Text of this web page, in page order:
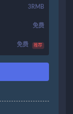
3RMB
免费
免费 推荐